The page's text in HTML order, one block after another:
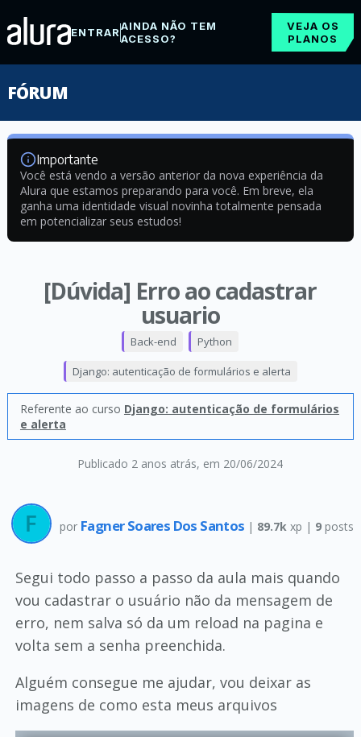
ENTRARAINDA NÃO TEM
ACESSO?
VEJA OS
PLANOS
FÓRUM
Importante
Você está vendo a versão anterior da nova experiência da
Alura que estamos preparando para você. Em breve, ela
ganha uma identidade visual novinha totalmente pensada
em potencializar seus estudos!
[Dúvida] Erro ao cadastrar
usuario
Publicado 2 anos atrás, em 20/06/2024
Back-end Python
Django: autenticação de formulários e alerta
Referente ao curso Django: autenticação de formulários
e alerta
por Fagner Soares Dos Santos | 89.7k xp | 9posts
Segui todo passo a passo da aula mais quando
vou cadastrar o usuário não da mensagem de
erro, nem salva só da um reload na pagina e
volta sem a senha preenchida.
Alguém consegue me ajudar, vou deixar as
imagens de como esta meus arquivos